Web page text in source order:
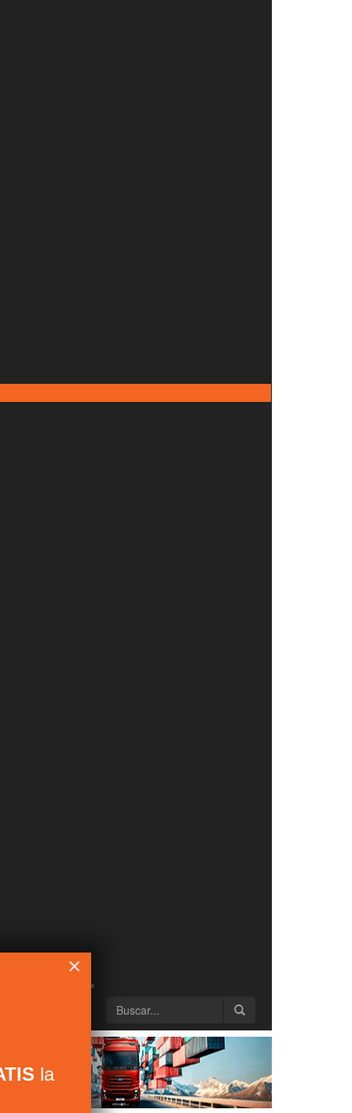
×
la